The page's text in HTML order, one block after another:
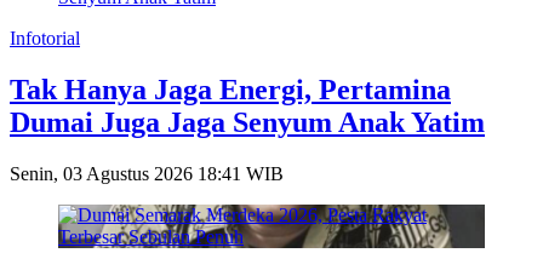
Infotorial
Tak Hanya Jaga Energi, Pertamina
Dumai Juga Jaga Senyum Anak Yatim
Senin, 03 Agustus 2026 18:41 WIB